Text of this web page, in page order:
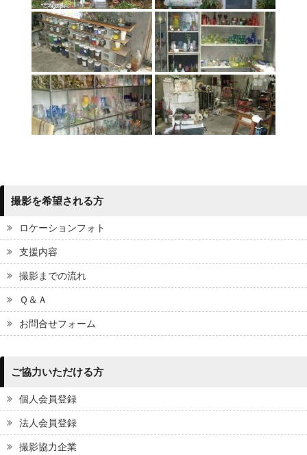
撮影を希望される方
ロケーションフォト
支援内容
撮影までの流れ
Ｑ＆Ａ
お問合せフォーム
ご協力いただける方
個人会員登録
法人会員登録
撮影協力企業